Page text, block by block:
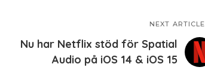
NEXT ARTICLE
Nu har Netflix stöd för Spatial
Audio på iOS 14 & iOS 15